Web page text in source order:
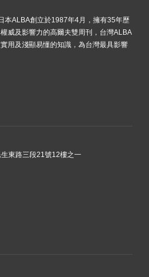
本ALBA創立於1987年4月，擁有35年歷
威及影響力的高爾夫雙周刊，台灣ALBA
用及淺顯易懂的知識，為台灣最具影響
東路三段21號12樓之一